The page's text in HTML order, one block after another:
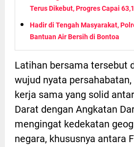
Terus Dikebut, Progres Capai
Hadir di Tengah Masyarakat,
Bantuan Air Bersih di Bontoa
Latihan bersama tersebut
wujud nyata persahabatan,
kerja sama yang solid
Darat dengan Angkatan
mengingat kedekatan
negara, khususnya antara